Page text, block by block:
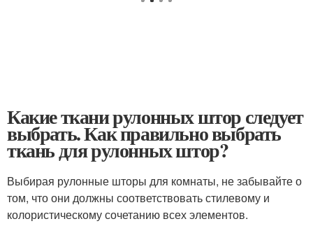
Какие ткани рулонных штор следует
выбрать. Как правильно выбрать
ткань для рулонных штор?
Выбирая рулонные шторы для комнаты, не забывайте о
том, что они должны соответствовать стилевому и
колористическому сочетанию всех элементов.